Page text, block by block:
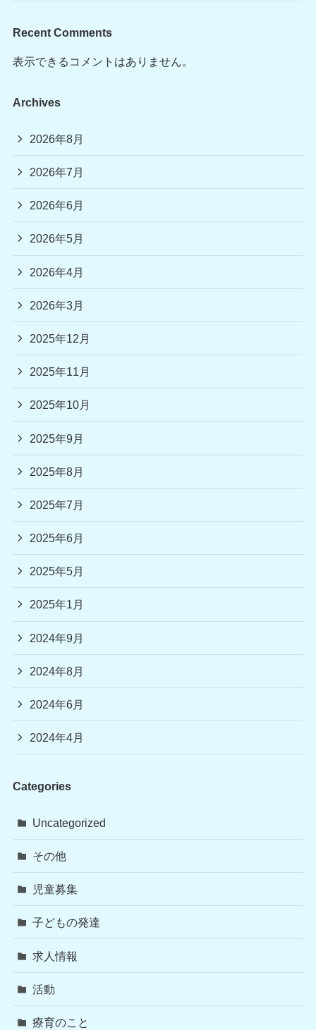
Recent Comments
表示できるコメントはありません。
Archives
2026年8月
2026年7月
2026年6月
2026年5月
2026年4月
2026年3月
2025年12月
2025年11月
2025年10月
2025年9月
2025年8月
2025年7月
2025年6月
2025年5月
2025年1月
2024年9月
2024年8月
2024年6月
2024年4月
Categories
Uncategorized
その他
児童募集
子どもの発達
求人情報
活動
療育のこと